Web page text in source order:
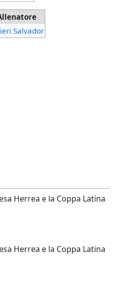
Salvador
Herrea e la Coppa Latina
Herrea e la Coppa Latina